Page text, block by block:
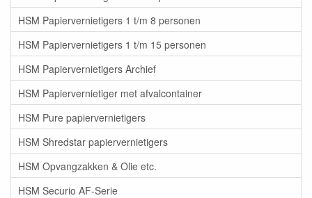
HSM Papiervernietigers 1 t/m 8 personen
HSM Papiervernietigers 1 t/m 15 personen
HSM Papiervernietigers Archief
HSM Papiervernietiger met afvalcontainer
HSM Pure papiervernietigers
HSM Shredstar papiervernietigers
HSM Opvangzakken & Olie etc.
HSM Securio AF-Serie